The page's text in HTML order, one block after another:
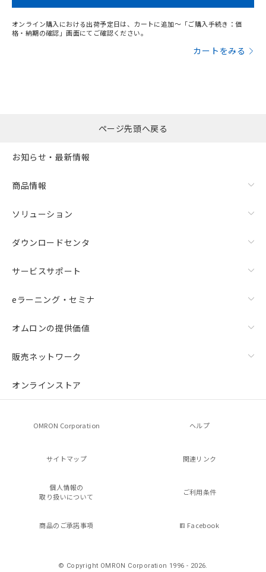
オンライン購入における出荷予定日は、カートに追加～「ご購入手続き：価
格・納期の確認」画面にてご確認ください。
カートをみる
ページ先頭へ戻る
お知らせ・最新情報
商品情報
ソリューション
ダウンロードセンタ
サービスサポート
eラーニング・セミナ
オムロンの提供価値
販売ネットワーク
オンラインストア
OMRON Corporation ヘルプ
サイトマップ 関連リンク
個人情報の
取り扱いについて
ご利用条件
商品のご承諾事項 Facebook
© Copyright OMRON Corporation 1996 - 2026.